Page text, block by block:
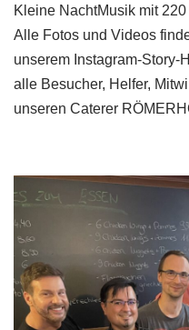
Kleine NachtMusik mit
Alle Fotos und Videos
unserem Instagram-Story-
alle Besucher, Helfer,
unseren Caterer